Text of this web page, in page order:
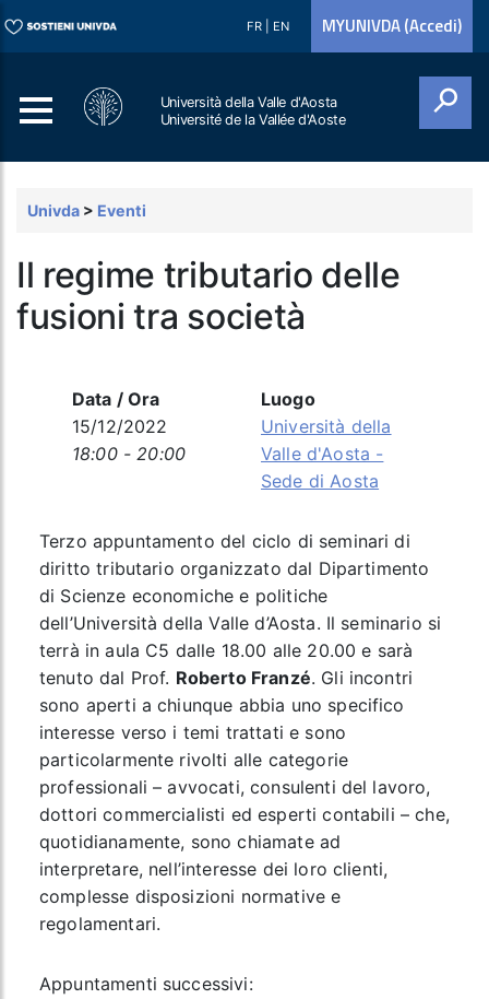
FR EN MYUNIVDA (Accedi)
Università della Valle d'Aosta
Université de la Vallée d'Aoste
Univda > Eventi
Il regime tributario delle
fusioni tra società
Data / Ora
15/12/2022
18:00 - 20:00
Luogo
Università della
Valle d'Aosta -
Sede di Aosta
Terzo appuntamento del ciclo di seminari di
diritto tributario organizzato dal Dipartimento
di Scienze economiche e politiche
dell’Università della Valle d’Aosta. Il seminario si
terrà in aula C5 dalle 18.00 alle 20.00 e sarà
tenuto dal Prof. Roberto Franzé. Gli incontri
sono aperti a chiunque abbia uno specifico
interesse verso i temi trattati e sono
particolarmente rivolti alle categorie
professionali – avvocati, consulenti del lavoro,
dottori commercialisti ed esperti contabili – che,
quotidianamente, sono chiamate ad
interpretare, nell’interesse dei loro clienti,
complesse disposizioni normative e
regolamentari.
Appuntamenti successivi: